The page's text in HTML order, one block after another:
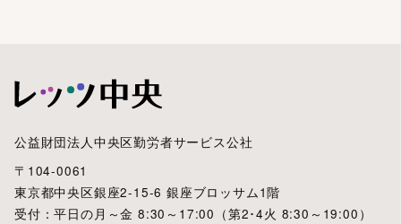
ー
シ
ョ
ン
公益財団法人中央区勤労者サービス公社
〒104-0061
東京都中央区銀座2-15-6 銀座ブロッサム1階
受付：平日の月～金 8:30～17:00（第2･4火 8:30～19:00）